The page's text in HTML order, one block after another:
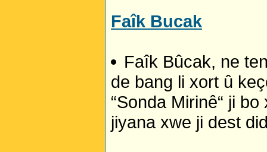
Faîk Bucak
Faîk Bûcak, ne
de bang li xort û
“Sonda Mirinê“ ji
jiyana xwe ji dest